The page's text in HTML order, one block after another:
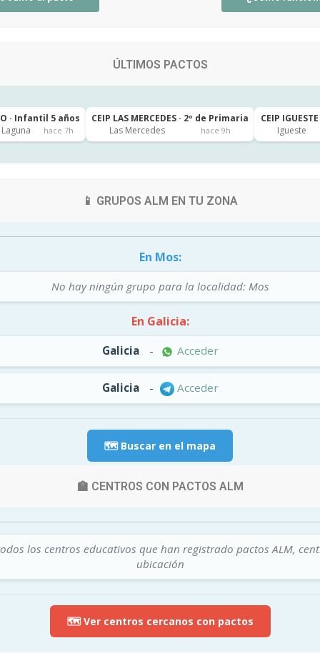
ÚLTIMOS PACTOS
· Infantil 5 años
hace 7h
CEIP LAS MERCEDES · 2º de Primaria
Las Mercedes
hace 9h
CEIP
Igueste
📱 GRUPOS ALM EN TU ZONA
En Mos:
No hay ningún grupo para la localidad: Mos
En Galicia:
Galicia - Acceder
Galicia - Acceder
🗺️ Buscar en el mapa
🏫 CENTROS CON PACTOS ALM
los centros educativos que han registrado pactos ALM,
ubicación
🗺️ Ver centros cercanos con pactos